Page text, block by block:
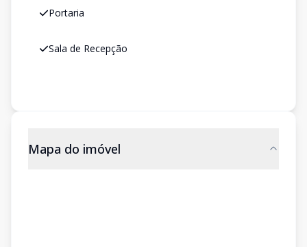
Portaria
Sala de Recepção
Mapa do imóvel